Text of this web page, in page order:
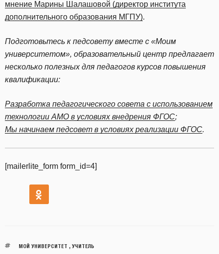
мнение Марины Шалашовой (директор института
дополнительного образования МГПУ).
Подготовьтесь к педсовету вместе с «Моим
университетом», образовательный центр предлагает
несколько полезных для педагогов курсов повышения
квалификации:
Разработка педагогического совета с использованием
технологии АМО в условиях внедрения ФГОС;
Мы начинаем педсовет в условиях реализации ФГОС.
[mailerlite_form form_id=4]
МОЙ УНИВЕРСИТЕТ , УЧИТЕЛЬ